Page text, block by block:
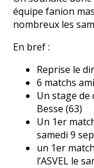
équipe fanion
nombreux les
En bref :
Reprise le
6 matchs
Un stage de
Besse (63)
Un 1er
samedi 9
un 1er
l’ASVEL le